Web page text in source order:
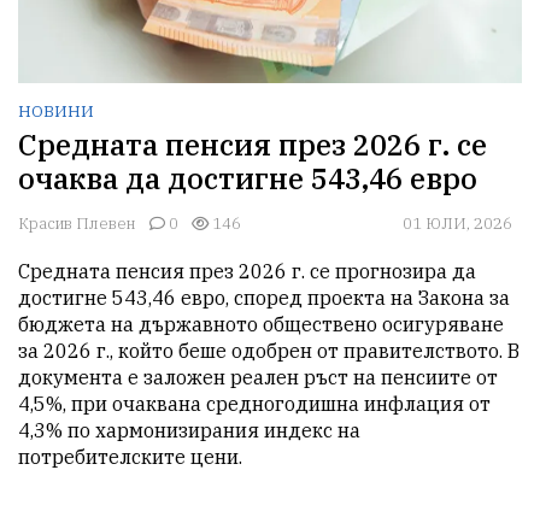
НОВИНИ
Средната пенсия през 2026 г. се
очаква да достигне 543,46 евро
Красив Плевен 0 146 01 ЮЛИ, 2026
Средната пенсия през 2026 г. се прогнозира да
достигне 543,46 евро, според проекта на Закона за
бюджета на държавното обществено осигуряване
за 2026 г., който беше одобрен от правителството. В
документа е заложен реален ръст на пенсиите от
4,5%, при очаквана средногодишна инфлация от
4,3% по хармонизирания индекс на
потребителските цени.